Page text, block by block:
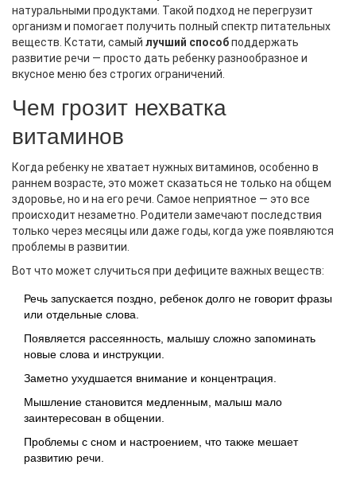
натуральными продуктами. Такой подход не перегрузит
организм и помогает получить полный спектр питательных
веществ. Кстати, самый лучший способподдержать
развитие речи — просто дать ребенку разнообразное и
вкусное меню без строгих ограничений.
Чем грозит нехватка
витаминов
Когда ребенку не хватает нужных витаминов, особенно в
раннем возрасте, это может сказаться не только на общем
здоровье, но и на его речи. Самое неприятное — это все
происходит незаметно. Родители замечают последствия
только через месяцы или даже годы, когда уже появляются
проблемы в развитии.
Вот что может случиться при дефиците важных веществ:
Речь запускается поздно, ребенок долго не говорит фразы
или отдельные слова.
Появляется рассеянность, малышу сложно запоминать
новые слова и инструкции.
Заметно ухудшается внимание и концентрация.
Мышление становится медленным, малыш мало
заинтересован в общении.
Проблемы с сном и настроением, что также мешает
развитию речи.